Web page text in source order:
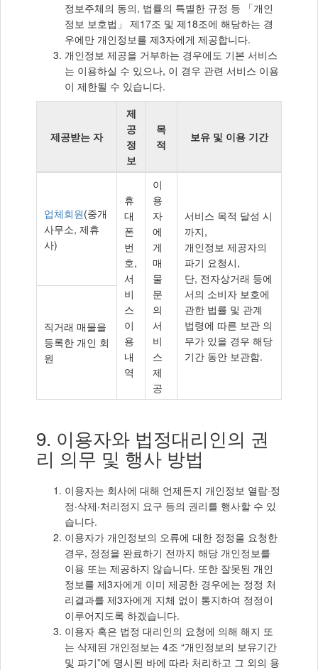
정보주체의 동의, 법률의 특별한 규정 등 「개인
정보 보호법」 제17조 및 제18조에 해당하는 경
우에만 개인정보를 제3자에게 제공합니다.
개인정보 제공을 거부하는 경우에도 기본 서비스
는 이용하실 수 있으나, 이 경우 관련 서비스 이용
이 제한될 수 있습니다.
정
제
제공받는 자
제
공
정
보
목
적
보유 및 이용 기간
업체회원(중개
사무소, 제휴
사)
휴
대
폰
번
호,
서
비
스
이
용
내
역
이
용
자
에
게
매
물
문
의
서
비
스
제
공
서비스 목적 달성 시
까지,
개인정보 제공자의
파기 요청시,
단, 전자상거래 등에
서의 소비자 보호에
관한 법률 및 관계
법령에 따른 보관 의
무가 있을 경우 해당
기간 동안 보관함.
직거래 매물을
등록한 개인 회
원
9. 이용자와 법정대리인의 권
리 의무 및 행사 방법
이용자는 회사에 대해 언제든지 개인정보 열람·정
정·삭제·처리정지 요구 등의 권리를 행사할 수 있
습니다.
이용자가 개인정보의 오류에 대한 정정을 요청한
경우, 정정을 완료하기 전까지 해당 개인정보를
이용 또는 제공하지 않습니다. 또한 잘못된 개인
정보를 제3자에게 이미 제공한 경우에는 정정 처
리결과를 제3자에게 지체 없이 통지하여 정정이
이루어지도록 하겠습니다.
이용자 혹은 법정 대리인의 요청에 의해 해지 또
는 삭제된 개인정보는 4조 “개인정보의 보유기간
및 파기”에 명시된 바에 따라 처리하고 그 외의 용